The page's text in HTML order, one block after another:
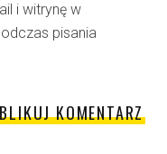
i witrynę w
pisania